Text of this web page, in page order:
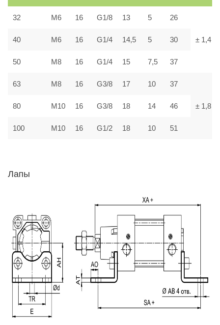
32 М6 16 G1/8 13 5 26
± 1,4
40 М6 16 G1/4 14,5 5 30
50 М8 16 G1/4 15 7,5 37
63 М8 16 G3/8 17 10 37
± 1,8
80 М10 16 G3/8 18 14 46
100 М10 16 G1/2 18 10 51
Лапы